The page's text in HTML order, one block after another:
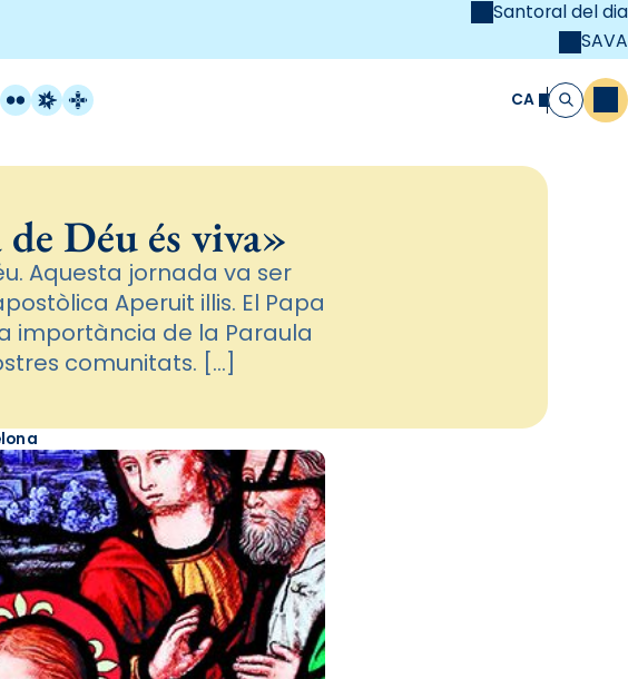
Santoral del dia
SAVA
FlickrRadio Estel
Catalunya Cristiana CA Cerca
Déu és viva»
Aquesta jornada va ser
Aperuit illis. El Papa
importància de la Paraula
comunitats. […]